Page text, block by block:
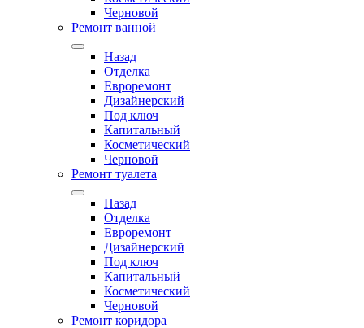
Черновой
Ремонт ванной
Назад
Отделка
Евроремонт
Дизайнерский
Под ключ
Капитальный
Косметический
Черновой
Ремонт туалета
Назад
Отделка
Евроремонт
Дизайнерский
Под ключ
Капитальный
Косметический
Черновой
Ремонт коридора